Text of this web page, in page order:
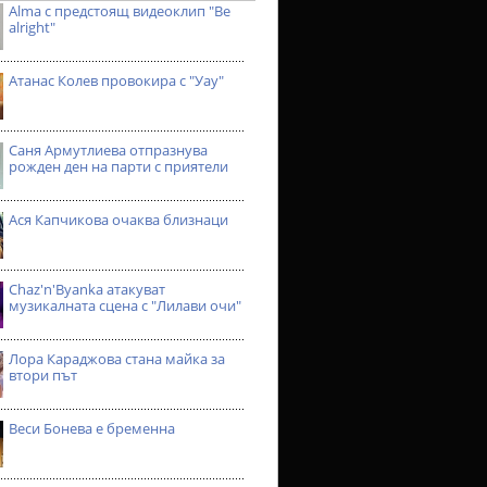
Alma с предстоящ видеоклип "Be
alright"
Атанас Колев провокира с "Уау"
Саня Армутлиева отпразнува
рожден ден на парти с приятели
Ася Капчикова очаква близнаци
Chaz'n'Byanka атакуват
музикалната сцена с "Лилави очи"
Лора Караджова стана майка за
втори път
Веси Бонева е бременна